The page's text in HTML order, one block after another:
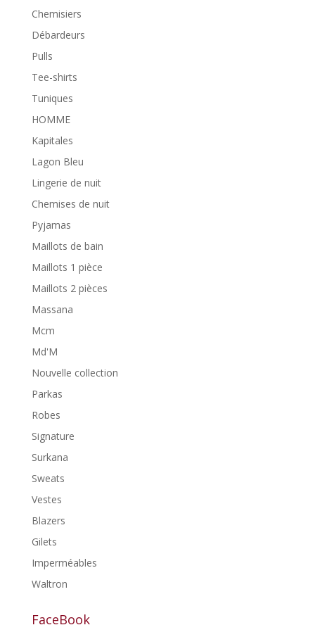
Chemisiers
Débardeurs
Pulls
Tee-shirts
Tuniques
HOMME
Kapitales
Lagon Bleu
Lingerie de nuit
Chemises de nuit
Pyjamas
Maillots de bain
Maillots 1 pièce
Maillots 2 pièces
Massana
Mcm
Md'M
Nouvelle collection
Parkas
Robes
Signature
Surkana
Sweats
Vestes
Blazers
Gilets
Imperméables
Waltron
FaceBook